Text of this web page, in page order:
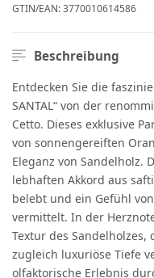
GTIN/EAN:3770010614586
Beschreibung
Entdecken Sie die
SANTAL“ von der
Cetto. Dieses exklusive
von sonnengereiften
Eleganz von Sandelholz.
lebhaften Akkord aus
belebt und ein Gefühl
vermittelt. In der
Textur des
zugleich luxuriöse Tiefe
olfaktorische Erlebnis